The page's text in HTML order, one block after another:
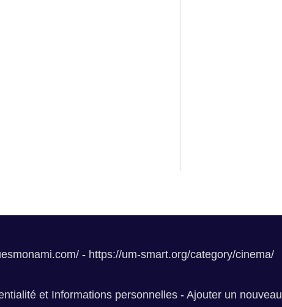
- https://um-smart.org/category/cinema/
et Informations personnelles- Ajouter un nouveau